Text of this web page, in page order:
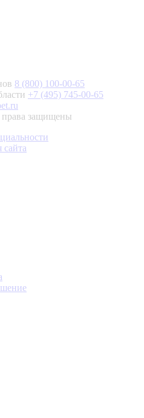
8 (800) 100-00-65
+7 (495) 745-00-65
права защищены
сайта